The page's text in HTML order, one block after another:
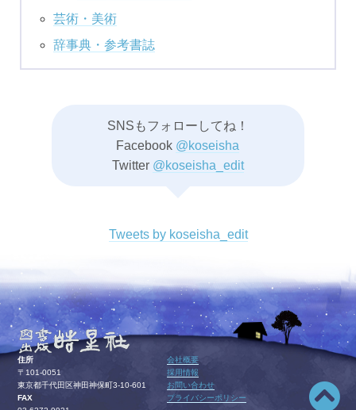
芸術・美術
辞事典・参考書誌
SNSもフォローしてね！
Facebook @koseisha
Twitter @koseisha_edit
Tweets by koseisha_edit
住所
〒101-0051
東京都千代田区神田神保町3-10-601
FAX
会社概要
採用情報
お問い合わせ
プライバシーポリシー